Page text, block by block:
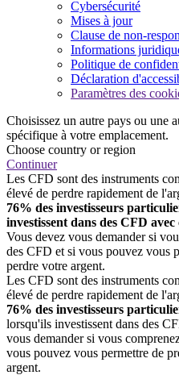
Cybersécurité
Mises à jour
Clause de non-
Informations
Politique de
Déclaration
Paramètres des
Choisissez un autre pays ou une
spécifique à votre emplacement.
Choose country or region
Continuer
Les CFD sont des instruments
élevé de perdre rapidement de
76% des investisseurs
investissent dans des CFD
Vous devez vous demander si
des CFD et si vous pouvez vous
perdre votre argent.
Les CFD sont des instruments
élevé de perdre rapidement de
76% des investisseurs
lorsqu'ils investissent dans des
vous demander si vous
vous pouvez vous permettre de
argent.